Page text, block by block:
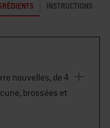
INSTRUCTIONS
nouvelles, de 4
brossées et